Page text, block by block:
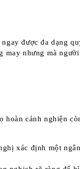
được đa dạng
may nhưng mà
hoàn cảnh nghiện
xác định một